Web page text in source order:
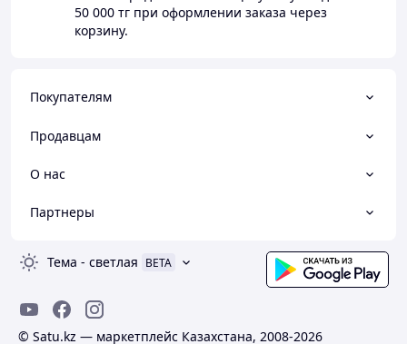
Алматинской области.
50 000 тг при оформлении заказа через
корзину.
Покупателям
Продавцам
О нас
Партнеры
Тема - светлая BETA
© Satu.kz — маркетплейс Казахстана, 2008-2026